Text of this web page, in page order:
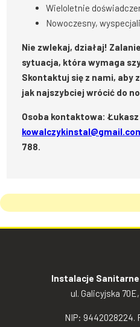
Wieloletnie
Nowoczesny,
Nie zwlekaj, działaj!
sytuacja, która wymaga
Skontaktuj się z nami, aby
jak najszybciej wrócić do
Osoba kontaktowa:
788.
Instalacje
ul. Galicyjska
NIP: 9442028224.